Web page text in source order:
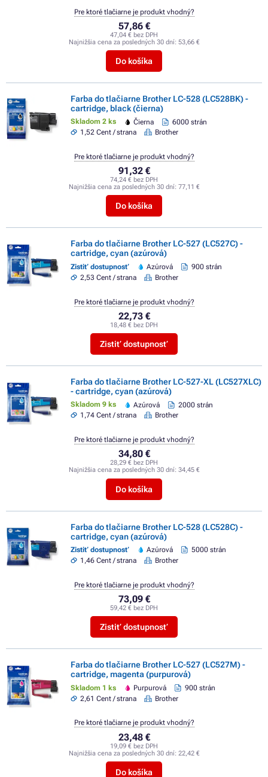
57,86 €
47,04 € bez DPH
Najnižšia cena za posledných 30 dní: 53,66 €
Do košíka
Pre ktoré tlačiarne je produkt vhodný?
Farba do tlačiarne Brother LC-528 (LC528BK) -
cartridge, black (čierna)
Skladom 2 ks Čierna
6000 strán
1,52 Cent / strana
Brother
91,32 €
74,24 € bez DPH
Najnižšia cena za posledných 30 dní: 77,11 €
Do košíka
Pre ktoré tlačiarne je produkt vhodný?
Farba do tlačiarne Brother LC-527 (LC527C) -
cartridge, cyan (azúrová)
Zistiť dostupnosť Azúrová
900 strán
2,53 Cent / strana
Brother
22,73 €
18,48 € bez DPH
Zistiť dostupnosť
Pre ktoré tlačiarne je produkt vhodný?
Farba do tlačiarne Brother LC-527-XL (LC527XLC)
- cartridge, cyan (azúrová)
Skladom 9 ks Azúrová
2000 strán
1,74 Cent / strana
Brother
34,80 €
28,29 € bez DPH
Najnižšia cena za posledných 30 dní: 34,45 €
Do košíka
Pre ktoré tlačiarne je produkt vhodný?
Farba do tlačiarne Brother LC-528 (LC528C) -
cartridge, cyan (azúrová)
Zistiť dostupnosť Azúrová
5000 strán
1,46 Cent / strana
Brother
73,09 €
59,42 € bez DPH
Zistiť dostupnosť
Pre ktoré tlačiarne je produkt vhodný?
Farba do tlačiarne Brother LC-527 (LC527M) -
cartridge, magenta (purpurová)
Skladom 1 ks Purpurová
900 strán
2,61 Cent / strana
Brother
23,48 €
19,09 € bez DPH
Najnižšia cena za posledných 30 dní: 22,42 €
Do košíka
Pre ktoré tlačiarne je produkt vhodný?